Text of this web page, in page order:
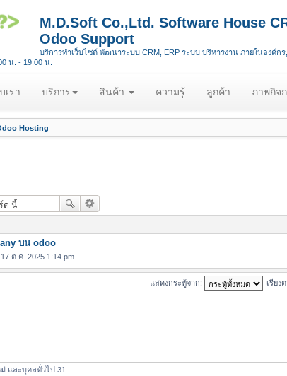
M.D.Soft Co.,Ltd. Software House
Odoo Support
บริการทำเว็บไซต์ พัฒนาระบบ CRM, ERP ระบบ บริหารงาน ภายในองค์ก
น. - 19.00 น.
เรา บริการ สินค้า ความรู้ ลูกค้า ภาพกิจ
Hosting
บน odoo
ต.ค. 2025 1:14 pm
แสดงกระทู้จาก: เรียง
และบุคลทั่วไป 31